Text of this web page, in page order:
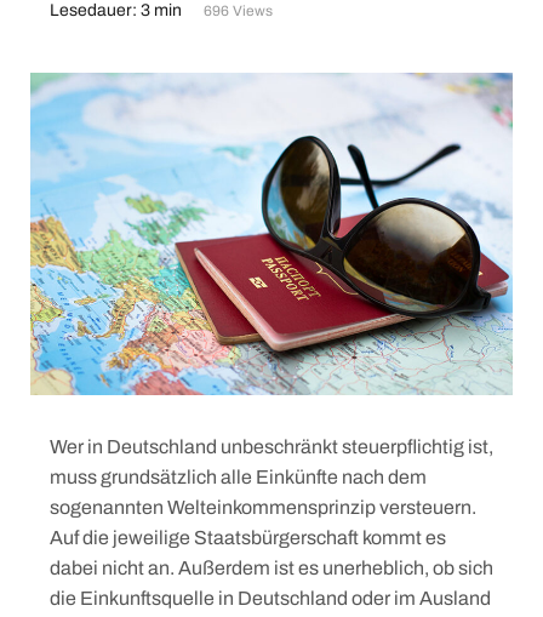
Lesedauer: 3 min 696 Views
Wer in Deutschland unbeschränkt steuerpflichtig ist,
muss grundsätzlich alle Einkünfte nach dem
sogenannten Welteinkommensprinzip versteuern.
Auf die jeweilige Staatsbürgerschaft kommt es
dabei nicht an. Außerdem ist es unerheblich, ob sich
die Einkunftsquelle in Deutschland oder im Ausland